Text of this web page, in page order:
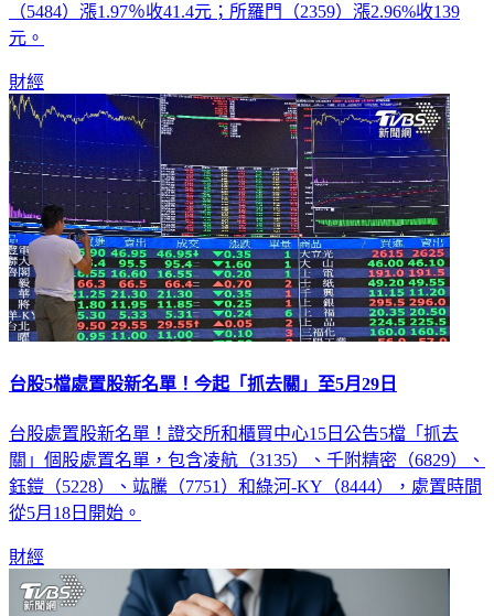
（8374）漲停鎖113元；穎漢（4562）漲停鎖42.95元；羅友
（5484）漲1.97％收41.4元；所羅門（2359）漲2.96%收139
財經
台股處置股新名單！證交所和櫃買中心15日公告5檔「抓去
關」個股處置名單，包含凌航（3135）、千附精密（6829）、
鈺鎧（5228）、竑騰（7751）和綠河-KY（8444），處置時間
財經